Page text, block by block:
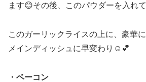
ます😊その後、このパウダーを入れ
このガーリックライスの上に、豪華
メインディッシュに早変わり☺️💕
・ベーコン